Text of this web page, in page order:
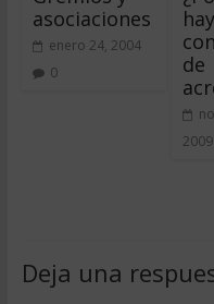
asociaciones
enero 24, 2004
0
de
2009
Deja una